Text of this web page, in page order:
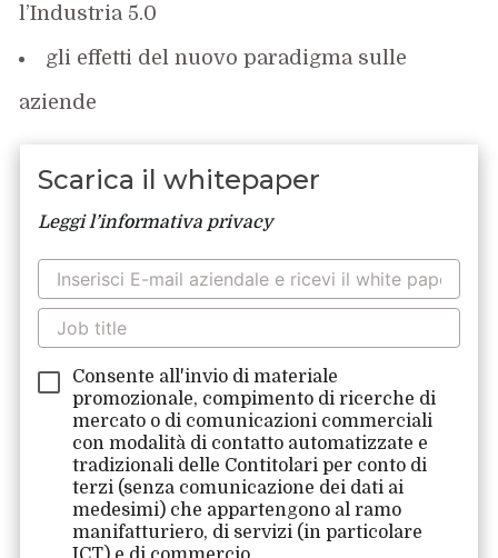
l’Industria 5.0
gli effetti del nuovo paradigma sulle
aziende
Scarica il whitepaper
Leggi l’informativa privacy
Consente all'invio di materiale
promozionale, compimento di ricerche di
mercato o di comunicazioni commerciali
con modalità di contatto automatizzate e
tradizionali delle Contitolari per conto di
terzi (senza comunicazione dei dati ai
medesimi) che appartengono al ramo
manifatturiero, di servizi (in particolare